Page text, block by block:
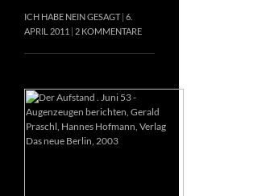
ICH HABE NEIN GESAGT 6.
APRIL 2011
2 KOMMENTARE